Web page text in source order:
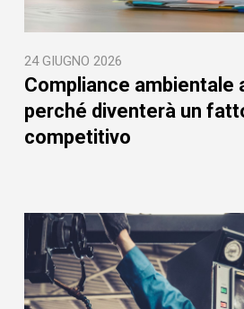
24 GIUGNO 2026
Compliance ambientale
perché diventerà un
competitivo